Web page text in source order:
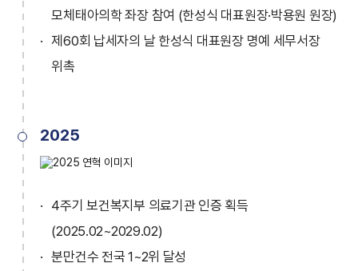
모체태아의학 좌장 참여 (한성식 대표원장·박용원 원장)
제60회 납세자의 날 한성식 대표원장 명예 세무서장
위촉
2025
4주기 보건복지부 의료기관 인증 획득
(2025.02~2029.02)
분만건수 전국 1~2위 달성